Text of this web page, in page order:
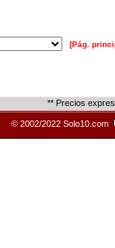
[Pág.
** Precios
© 2002/2022 Solo10.com